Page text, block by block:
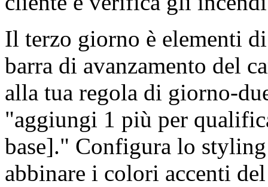
Il terzo giorno è elementi
barra di avanzamento del
alla tua regola di giorno-
"aggiungi 1 più per
base]." Configura lo
abbinare i colori accenti